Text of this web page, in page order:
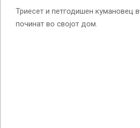
Триесет и петгодишен кумановец
починат во својот дом.